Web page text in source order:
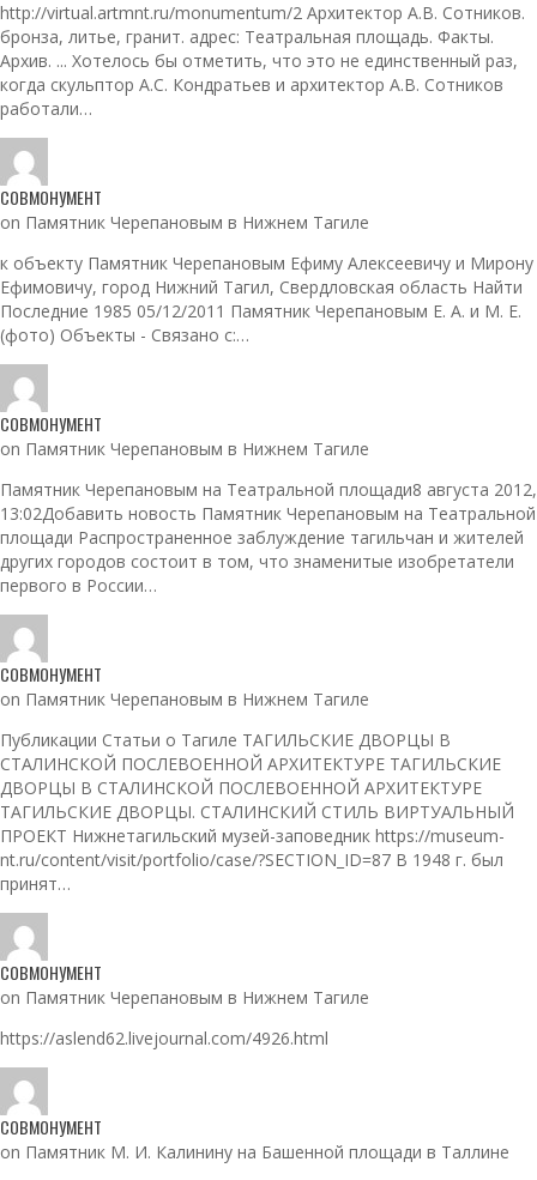
http://virtual.artmnt.ru/monumentum/2 Архитектор А.В. Сотников.
бронза, литье, гранит. адрес: Театральная площадь. Факты.
Архив. ... Хотелось бы отметить, что это не единственный раз,
когда скульптор А.С. Кондратьев и архитектор А.В. Сотников
работали…
СОВМОНУМЕНТ
on Памятник Черепановым в Нижнем Тагиле
к объекту Памятник Черепановым Ефиму Алексеевичу и Мирону
Ефимовичу, город Нижний Тагил, Свердловская область Найти
Последние 1985 05/12/2011 Памятник Черепановым Е. А. и М. Е.
(фото) Объекты - Связано с:…
СОВМОНУМЕНТ
on Памятник Черепановым в Нижнем Тагиле
Памятник Черепановым на Театральной площади8 августа 2012,
13:02Добавить новость Памятник Черепановым на Театральной
площади Распространенное заблуждение тагильчан и жителей
других городов состоит в том, что знаменитые изобретатели
первого в России…
СОВМОНУМЕНТ
on Памятник Черепановым в Нижнем Тагиле
Публикации Статьи о Тагиле ТАГИЛЬСКИЕ ДВОРЦЫ В
СТАЛИНСКОЙ ПОСЛЕВОЕННОЙ АРХИТЕКТУРЕ ТАГИЛЬСКИЕ
ДВОРЦЫ В СТАЛИНСКОЙ ПОСЛЕВОЕННОЙ АРХИТЕКТУРЕ
ТАГИЛЬСКИЕ ДВОРЦЫ. СТАЛИНСКИЙ СТИЛЬ ВИРТУАЛЬНЫЙ
ПРОЕКТ Нижнетагильский музей-заповедник https://museum-
nt.ru/content/visit/portfolio/case/?SECTION_ID=87 В 1948 г. был
принят…
СОВМОНУМЕНТ
on Памятник Черепановым в Нижнем Тагиле
https://aslend62.livejournal.com/4926.html
СОВМОНУМЕНТ
on Памятник М. И. Калинину на Башенной площади в Таллине